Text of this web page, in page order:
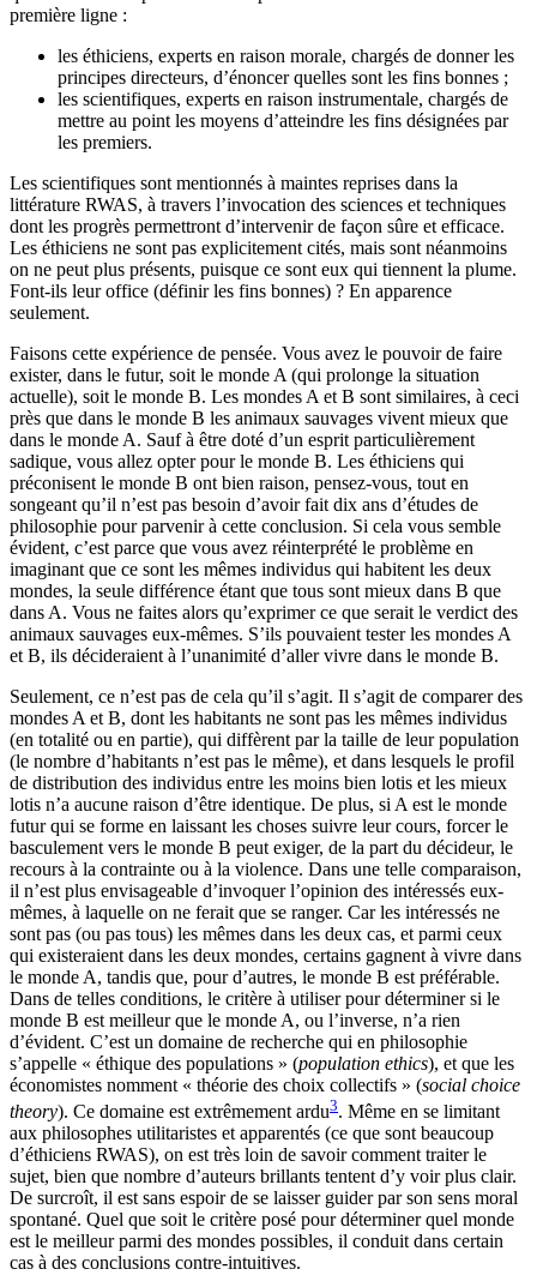
première ligne :
les éthiciens, experts en raison morale, chargés de donner les
principes directeurs, d’énoncer quelles sont les fins bonnes ;
les scientifiques, experts en raison instrumentale, chargés de
mettre au point les moyens d’atteindre les fins désignées par
les premiers.
Les scientifiques sont mentionnés à maintes reprises dans la
littérature RWAS, à travers l’invocation des sciences et techniques
dont les progrès permettront d’intervenir de façon sûre et efficace.
Les éthiciens ne sont pas explicitement cités, mais sont néanmoins
on ne peut plus présents, puisque ce sont eux qui tiennent la plume.
Font-ils leur office (définir les fins bonnes) ? En apparence
seulement.
Faisons cette expérience de pensée. Vous avez le pouvoir de faire
exister, dans le futur, soit le monde A (qui prolonge la situation
actuelle), soit le monde B. Les mondes A et B sont similaires, à ceci
près que dans le monde B les animaux sauvages vivent mieux que
dans le monde A. Sauf à être doté d’un esprit particulièrement
sadique, vous allez opter pour le monde B. Les éthiciens qui
préconisent le monde B ont bien raison, pensez-vous, tout en
songeant qu’il n’est pas besoin d’avoir fait dix ans d’études de
philosophie pour parvenir à cette conclusion. Si cela vous semble
évident, c’est parce que vous avez réinterprété le problème en
imaginant que ce sont les mêmes individus qui habitent les deux
mondes, la seule différence étant que tous sont mieux dans B que
dans A. Vous ne faites alors qu’exprimer ce que serait le verdict des
animaux sauvages eux-mêmes. S’ils pouvaient tester les mondes A
et B, ils décideraient à l’unanimité d’aller vivre dans le monde B.
Seulement, ce n’est pas de cela qu’il s’agit. Il s’agit de comparer des
mondes A et B, dont les habitants ne sont pas les mêmes individus
(en totalité ou en partie), qui diffèrent par la taille de leur population
(le nombre d’habitants n’est pas le même), et dans lesquels le profil
de distribution des individus entre les moins bien lotis et les mieux
lotis n’a aucune raison d’être identique. De plus, si A est le monde
futur qui se forme en laissant les choses suivre leur cours, forcer le
basculement vers le monde B peut exiger, de la part du décideur, le
recours à la contrainte ou à la violence. Dans une telle comparaison,
il n’est plus envisageable d’invoquer l’opinion des intéressés eux-
mêmes, à laquelle on ne ferait que se ranger. Car les intéressés ne
sont pas (ou pas tous) les mêmes dans les deux cas, et parmi ceux
qui existeraient dans les deux mondes, certains gagnent à vivre dans
le monde A, tandis que, pour d’autres, le monde B est préférable.
Dans de telles conditions, le critère à utiliser pour déterminer si le
monde B est meilleur que le monde A, ou l’inverse, n’a rien
d’évident. C’est un domaine de recherche qui en philosophie
s’appelle « éthique des populations » (population ethics), et que les
économistes nomment « théorie des choix collectifs » (social choice
theory). Ce domaine est extrêmement ardu3. Même en se limitant
aux philosophes utilitaristes et apparentés (ce que sont beaucoup
d’éthiciens RWAS), on est très loin de savoir comment traiter le
sujet, bien que nombre d’auteurs brillants tentent d’y voir plus clair.
De surcroît, il est sans espoir de se laisser guider par son sens moral
spontané. Quel que soit le critère posé pour déterminer quel monde
est le meilleur parmi des mondes possibles, il conduit dans certain
cas à des conclusions contre-intuitives.